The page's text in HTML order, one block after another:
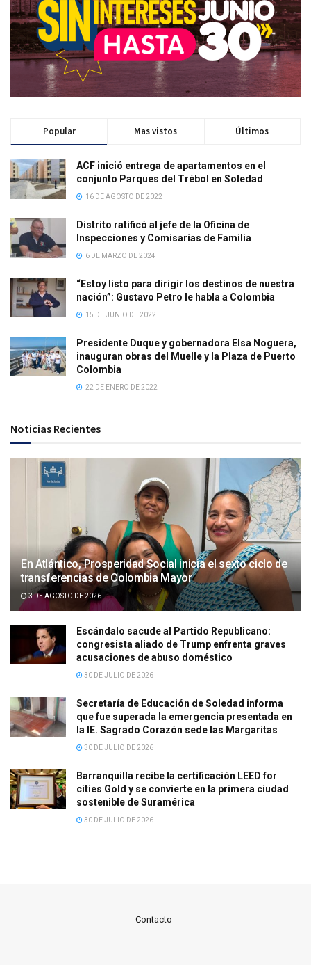
Popular Mas vistos Últimos
ACF inició entrega de apartamentos en el
conjunto Parques del Trébol en Soledad
16 DE AGOSTO DE 2022
Distrito ratificó al jefe de la Oficina de
Inspecciones y Comisarías de Familia
6 DE MARZO DE 2024
“Estoy listo para dirigir los destinos de nuestra
nación”: Gustavo Petro le habla a Colombia
15 DE JUNIO DE 2022
Presidente Duque y gobernadora Elsa Noguera,
inauguran obras del Muelle y la Plaza de Puerto
Colombia
22 DE ENERO DE 2022
Noticias Recientes
En Atlántico, Prosperidad Social inicia el sexto ciclo de
transferencias de Colombia Mayor
3 DE AGOSTO DE 2026
Escándalo sacude al Partido Republicano:
congresista aliado de Trump enfrenta graves
acusaciones de abuso doméstico
30 DE JULIO DE 2026
Secretaría de Educación de Soledad informa
que fue superada la emergencia presentada en
la IE. Sagrado Corazón sede las Margaritas
30 DE JULIO DE 2026
Barranquilla recibe la certificación LEED for
cities Gold y se convierte en la primera ciudad
sostenible de Suramérica
30 DE JULIO DE 2026
Contacto